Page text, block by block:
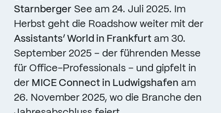
Starnberger See am 24. Juli 2025. Im
Herbst geht die Roadshow weiter mit der
Assistants’ World in Frankfurt am 30.
September 2025 – der führenden Messe
für Office-Professionals – und gipfelt in
der MICE Connect in Ludwigshafen am
26. November 2025, wo die Branche den